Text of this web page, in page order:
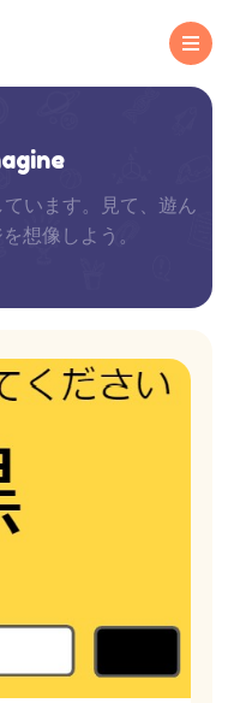
います。見て、遊ん
想像しよう。